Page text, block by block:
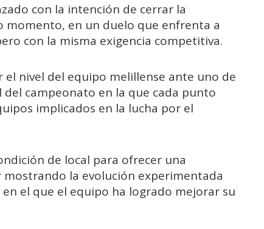
con la intención de cerrar la
en un duelo que enfrenta a
con la misma exigencia competitiva.
nivel del equipo melillense ante uno de
campeonato en la que cada punto
implicados en la lucha por el
de local para ofrecer una
la evolución experimentada
el que el equipo ha logrado mejorar su